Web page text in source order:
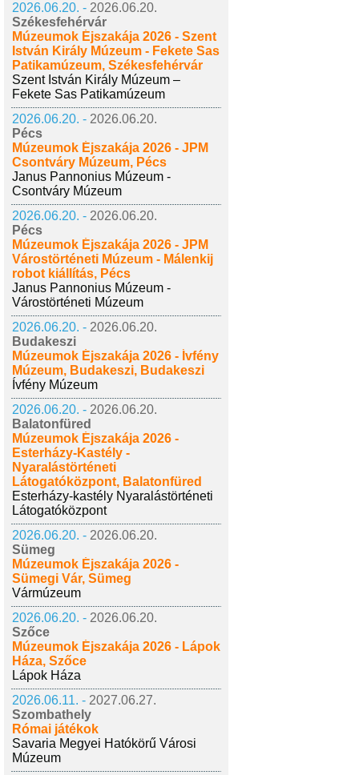
2026.06.20. - 2026.06.20.
Székesfehérvár
Múzeumok Éjszakája 2026 - Szent
István Király Múzeum - Fekete Sas
Patikamúzeum, Székesfehérvár
Szent István Király Múzeum –
Fekete Sas Patikamúzeum
2026.06.20. - 2026.06.20.
Pécs
Múzeumok Éjszakája 2026 - JPM
Csontváry Múzeum, Pécs
Janus Pannonius Múzeum -
Csontváry Múzeum
2026.06.20. - 2026.06.20.
Pécs
Múzeumok Éjszakája 2026 - JPM
Várostörténeti Múzeum - Málenkij
robot kiállítás, Pécs
Janus Pannonius Múzeum -
Várostörténeti Múzeum
2026.06.20. - 2026.06.20.
Budakeszi
Múzeumok Éjszakája 2026 - Ívfény
Múzeum, Budakeszi, Budakeszi
Ívfény Múzeum
2026.06.20. - 2026.06.20.
Balatonfüred
Múzeumok Éjszakája 2026 -
Esterházy-Kastély -
Nyaralástörténeti
Látogatóközpont, Balatonfüred
Esterházy-kastély Nyaralástörténeti
Látogatóközpont
2026.06.20. - 2026.06.20.
Sümeg
Múzeumok Éjszakája 2026 -
Sümegi Vár, Sümeg
Vármúzeum
2026.06.20. - 2026.06.20.
Szőce
Múzeumok Éjszakája 2026 - Lápok
Háza, Szőce
Lápok Háza
2026.06.11. - 2027.06.27.
Szombathely
Római játékok
Savaria Megyei Hatókörű Városi
Múzeum